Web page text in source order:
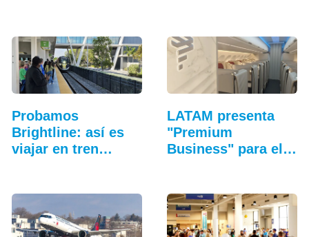
Probamos
Brightline: así es
viajar en tren
LATAM presenta
"Premium
Business" para el